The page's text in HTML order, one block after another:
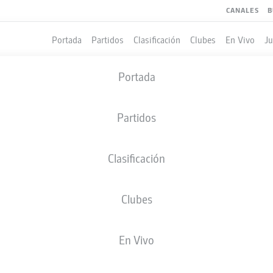
CANALES
Portada Partidos Clasificación Clubes En Vivo
Portada
Partidos
Clasificación
Clubes
En Vivo